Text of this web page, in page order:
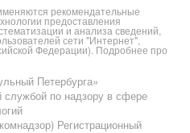
рекомендательные
предоставления
и анализа сведений,
сети "Интернет",
Федерации). Подробнее про
Петербурга»
службой по надзору в сфере
Регистрационный